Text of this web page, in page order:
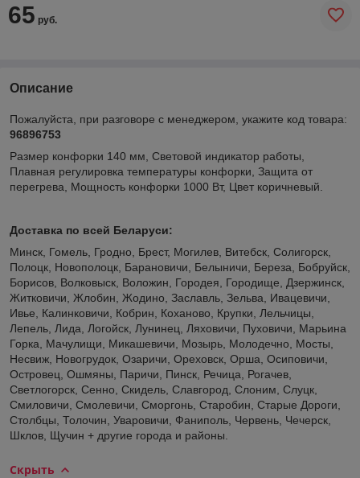
65 руб.
Описание
Пожалуйста, при разговоре с менеджером, укажите код товара:
96896753
Размер конфорки 140 мм, Световой индикатор работы,
Плавная регулировка температуры конфорки, Защита от
перегрева, Мощность конфорки 1000 Вт, Цвет коричневый.
Доставка по всей Беларуси:
Минск, Гомель, Гродно, Брест, Могилев, Витебск, Солигорск,
Полоцк, Новополоцк, Барановичи, Белыничи, Береза, Бобруйск,
Борисов, Волковыск, Воложин, Городея, Городище, Дзержинск,
Житковичи, Жлобин, Жодино, Заславль, Зельва, Ивацевичи,
Ивье, Калинковичи, Кобрин, Коханово, Крупки, Лельчицы,
Лепель, Лида, Логойск, Лунинец, Ляховичи, Пуховичи, Марьина
Горка, Мачулищи, Микашевичи, Мозырь, Молодечно, Мосты,
Несвиж, Новогрудок, Озаричи, Ореховск, Орша, Осиповичи,
Островец, Ошмяны, Паричи, Пинск, Речица, Рогачев,
Светлогорск, Сенно, Скидель, Славгород, Слоним, Слуцк,
Смиловичи, Смолевичи, Сморгонь, Старобин, Старые Дороги,
Столбцы, Толочин, Уваровичи, Фаниполь, Червень, Чечерск,
Шклов, Щучин + другие города и районы.
Скрыть